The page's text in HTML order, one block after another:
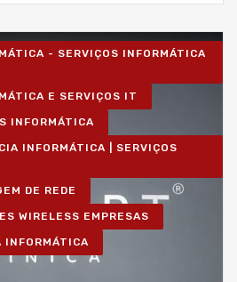
- SERVIÇOS INFORMÁTICA
E SERVIÇOS IT
INFORMÁTICA
INFORMÁTICA | SERVIÇOS
DE REDE
WIRELESS EMPRESAS
INFORMÁTICA